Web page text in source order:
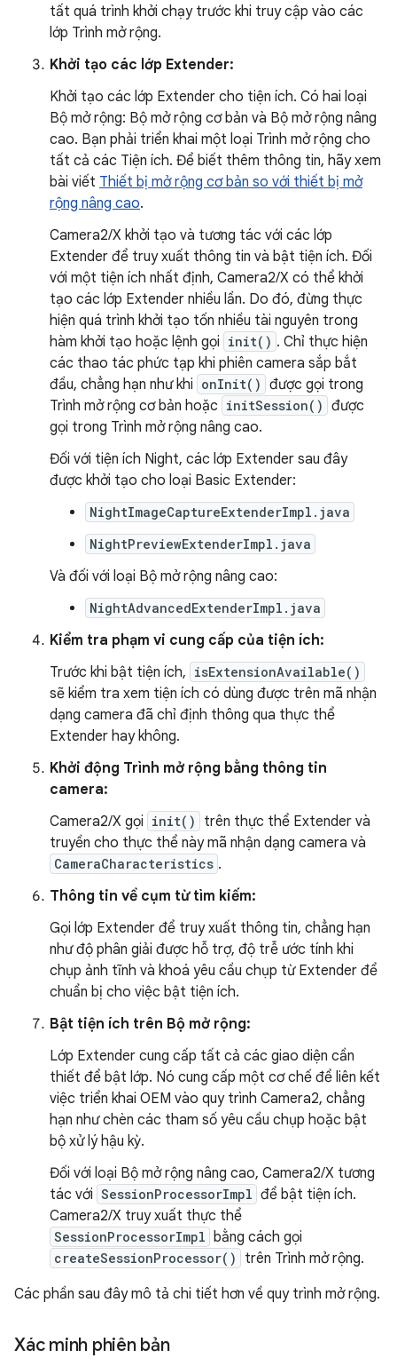
tất quá trình khởi chạy trước khi truy cập vào các
lớp Trình mở rộng.
Khởi tạo các lớp Extender:
Khởi tạo các lớp Extender cho tiện ích. Có hai loại
Bộ mở rộng: Bộ mở rộng cơ bản và Bộ mở rộng nâng
cao. Bạn phải triển khai một loại Trình mở rộng cho
tất cả các Tiện ích. Để biết thêm thông tin, hãy xem
bài viết Thiết bị mở rộng cơ bản so với thiết bị mở
rộng nâng cao.
Camera2/X khởi tạo và tương tác với các lớp
Extender để truy xuất thông tin và bật tiện ích. Đối
với một tiện ích nhất định, Camera2/X có thể khởi
tạo các lớp Extender nhiều lần. Do đó, đừng thực
hiện quá trình khởi tạo tốn nhiều tài nguyên trong
hàm khởi tạo hoặc lệnh gọi init() . Chỉ thực hiện
các thao tác phức tạp khi phiên camera sắp bắt
đầu, chẳng hạn như khi onInit() được gọi trong
Trình mở rộng cơ bản hoặc initSession() được
gọi trong Trình mở rộng nâng cao.
Đối với tiện ích Night, các lớp Extender sau đây
được khởi tạo cho loại Basic Extender:
NightImageCaptureExtenderImpl.java
NightPreviewExtenderImpl.java
Và đối với loại Bộ mở rộng nâng cao:
NightAdvancedExtenderImpl.java
Kiểm tra phạm vi cung cấp của tiện ích:
Trước khi bật tiện ích, isExtensionAvailable()
sẽ kiểm tra xem tiện ích có dùng được trên mã nhận
dạng camera đã chỉ định thông qua thực thể
Extender hay không.
Khởi động Trình mở rộng bằng thông tin
camera:
Camera2/X gọi init()
trên thực thể Extender và
truyền cho thực thể này mã nhận dạng camera và
CameraCharacteristics .
Thông tin về cụm từ tìm kiếm:
Gọi lớp Extender để truy xuất thông tin, chẳng hạn
như độ phân giải được hỗ trợ, độ trễ ước tính khi
chụp ảnh tĩnh và khoá yêu cầu chụp từ Extender để
chuẩn bị cho việc bật tiện ích.
Bật tiện ích trên Bộ mở rộng:
Lớp Extender cung cấp tất cả các giao diện cần
thiết để bật lớp. Nó cung cấp một cơ chế để liên kết
việc triển khai OEM vào quy trình Camera2, chẳng
hạn như chèn các tham số yêu cầu chụp hoặc bật
bộ xử lý hậu kỳ.
Đối với loại Bộ mở rộng nâng cao, Camera2/X tương
tác với SessionProcessorImpl để bật tiện ích.
Camera2/X truy xuất thực thể
SessionProcessorImpl bằng cách gọi
createSessionProcessor()
trên Trình mở rộng.
Các phần sau đây mô tả chi tiết hơn về quy trình mở rộng.
Xác minh phiên bản